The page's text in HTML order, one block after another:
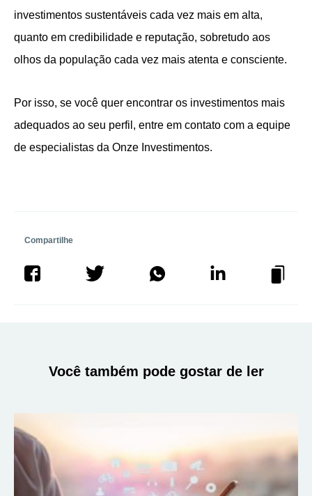
Compartilhe
investimentos sustentáveis cada vez mais em alta,
quanto em credibilidade e reputação, sobretudo aos
olhos da população cada vez mais atenta e consciente.
Por isso, se você quer encontrar os investimentos mais
adequados ao seu perfil, entre em contato com a equipe
de especialistas da Onze Investimentos.
Você também pode gostar de ler